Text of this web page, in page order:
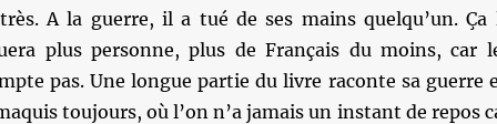
A la guerre, il a tué de ses mains quelqu’un. Ça
plus personne, plus de Français du moins, car
pas. Une longue partie du livre raconte sa guerre
toujours, où l’on n’a jamais un instant de repos